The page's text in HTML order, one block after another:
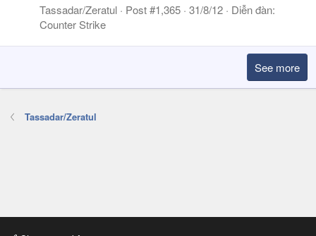
Tassadar/Zeratul Post #1,365 31/8/12
Diễn đàn:
Counter Strike
See more
Tassadar/Zeratul